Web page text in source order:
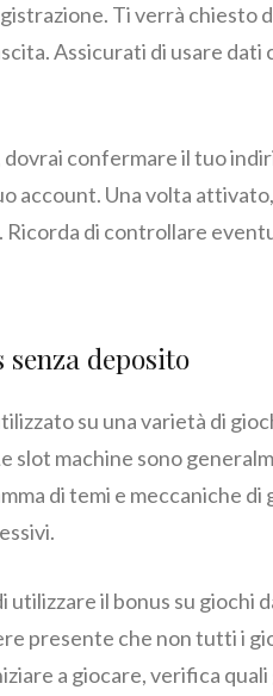
Ti verrà chiesto
Assicurati di usare
confermare il tuo
account. Una volta
di controllare
deposito
su una varietà di
slot machine sono
di temi e meccaniche
il bonus su giochi
presente che non tutti i
a giocare, verifica